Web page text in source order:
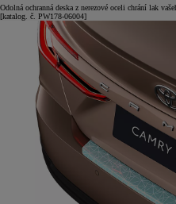
Odolná ochranná deska z nerezové oceli chrání lak
[katalog. č. PW178-06004]